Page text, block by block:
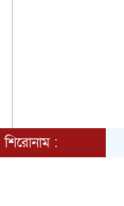
শিরোনাম :